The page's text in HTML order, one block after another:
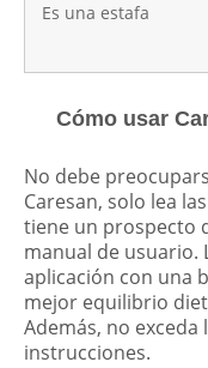
Es una estafa
Cómo usar
No debe
Caresan, solo lea
tiene un prospecto
manual de usuario.
aplicación con una
mejor equilibrio
Además, no
instrucciones.